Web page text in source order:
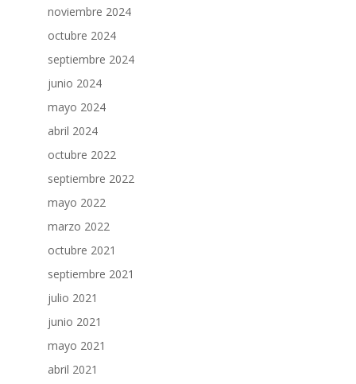
noviembre 2024
octubre 2024
septiembre 2024
junio 2024
mayo 2024
abril 2024
octubre 2022
septiembre 2022
mayo 2022
marzo 2022
octubre 2021
septiembre 2021
julio 2021
junio 2021
mayo 2021
abril 2021